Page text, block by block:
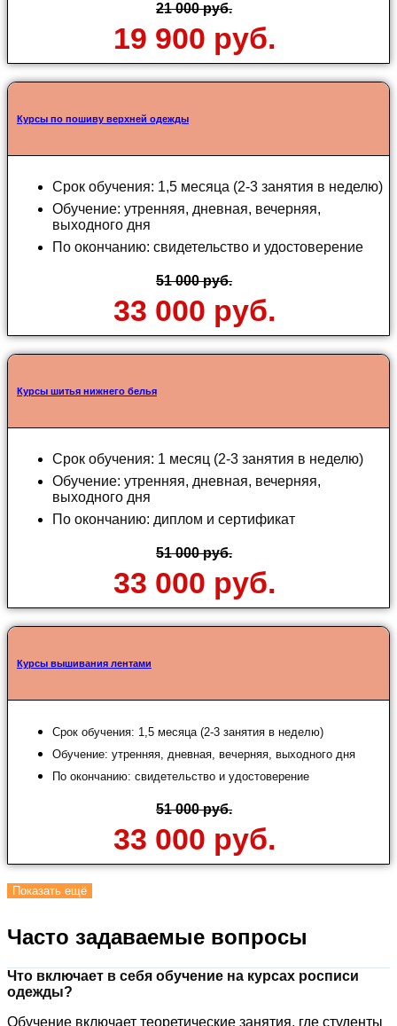
21 000 руб.
19 900 руб.
Курсы по пошиву верхней одежды
Срок обучения: 1,5 месяца (2-3 занятия в неделю)
Обучение: утренняя, дневная, вечерняя,
выходного дня
По окончанию: свидетельство и удостоверение
51 000 руб.
33 000 руб.
Курсы шитья нижнего белья
Срок обучения: 1 месяц (2-3 занятия в неделю)
Обучение: утренняя, дневная, вечерняя,
выходного дня
По окончанию: диплом и сертификат
51 000 руб.
33 000 руб.
Курсы вышивания лентами
Срок обучения: 1,5 месяца (2-3 занятия в неделю)
Обучение: утренняя, дневная, вечерняя, выходного дня
По окончанию: свидетельство и удостоверение
51 000 руб.
33 000 руб.
Показать ещё
Часто задаваемые вопросы
Что включает в себя обучение на курсах росписи
одежды?
Обучение включает теоретические занятия, где студенты